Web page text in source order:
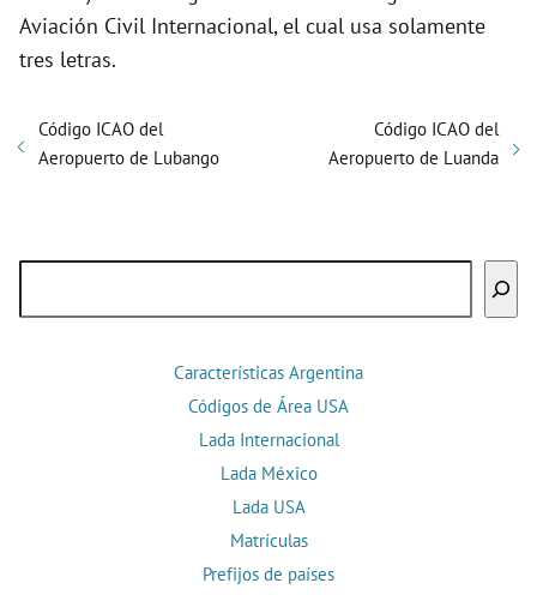
Aviación Civil Internacional, el cual usa solamente
tres letras.
Código ICAO del
Aeropuerto de Lubango
Código ICAO del
Aeropuerto de Luanda
Características Argentina
Códigos de Área USA
Lada Internacional
Lada México
Lada USA
Matrículas
Prefijos de países